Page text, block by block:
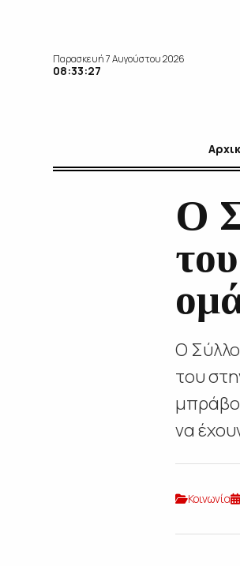
Παρασκευή 7 Αυγούστου 2026
08:33:28
Ο
Ο
του
μπράβο
να
Κοινωνία